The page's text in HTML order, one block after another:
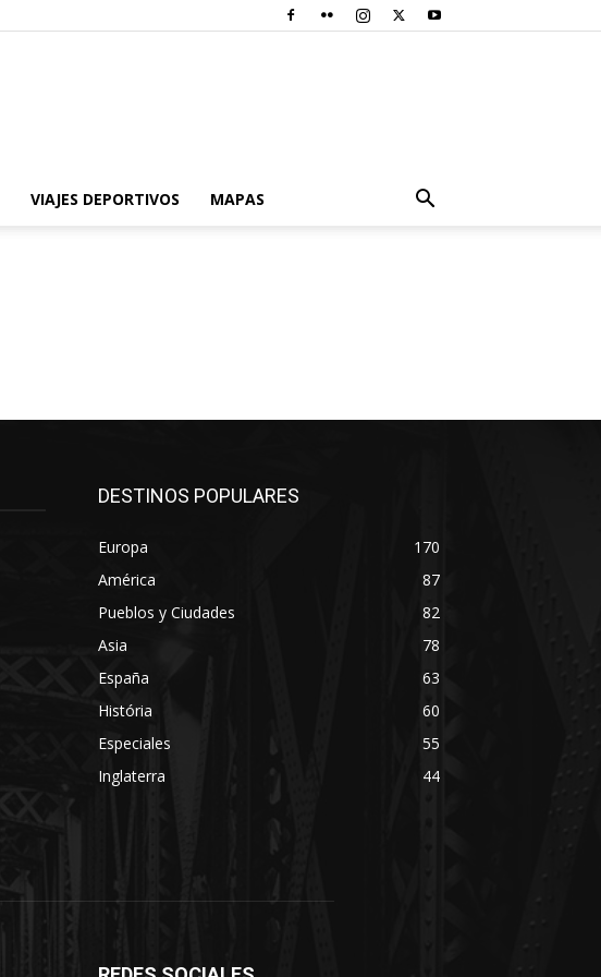
VIAJES DEPORTIVOS MAPAS
DESTINOS POPULARES
Europa
170
América
87
Pueblos y Ciudades
82
Asia
78
España
63
História
60
Especiales
55
Inglaterra
44